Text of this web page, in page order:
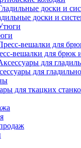
доски и
вешалки для брюк
для
для ткацких